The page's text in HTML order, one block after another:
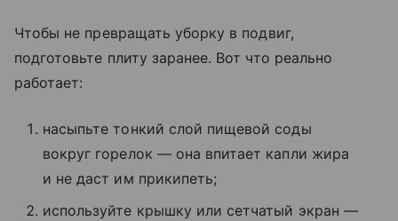
Чтобы не превращать уборку в подвиг,
подготовьте плиту заранее. Вот что реально
работает:
насыпьте тонкий слой пищевой соды
вокруг горелок — она впитает капли жира
и не даст им прикипеть;
используйте крышку или сетчатый экран —